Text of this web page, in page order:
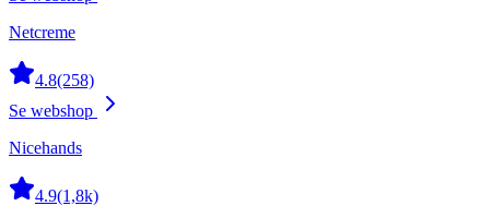
Netcreme
4.8(258)
Se webshop
Nicehands
4.9(1,8k)